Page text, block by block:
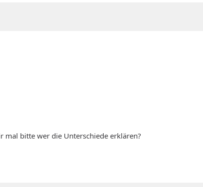
mal bitte wer die Unterschiede erklären?